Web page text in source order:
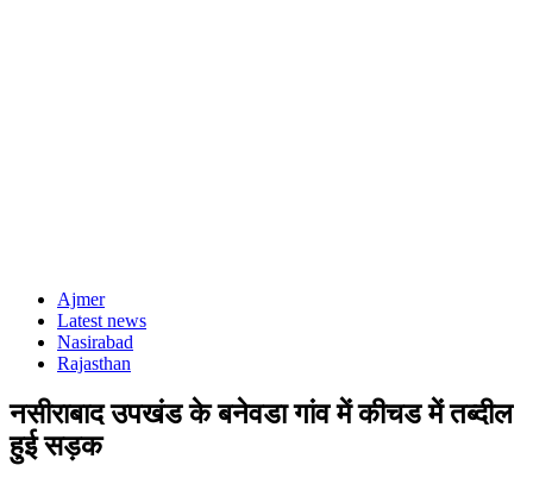
Ajmer
Latest news
Nasirabad
Rajasthan
नसीराबाद उपखंड के बनेवडा गांव में कीचड में तब्दील
हुई सड़क